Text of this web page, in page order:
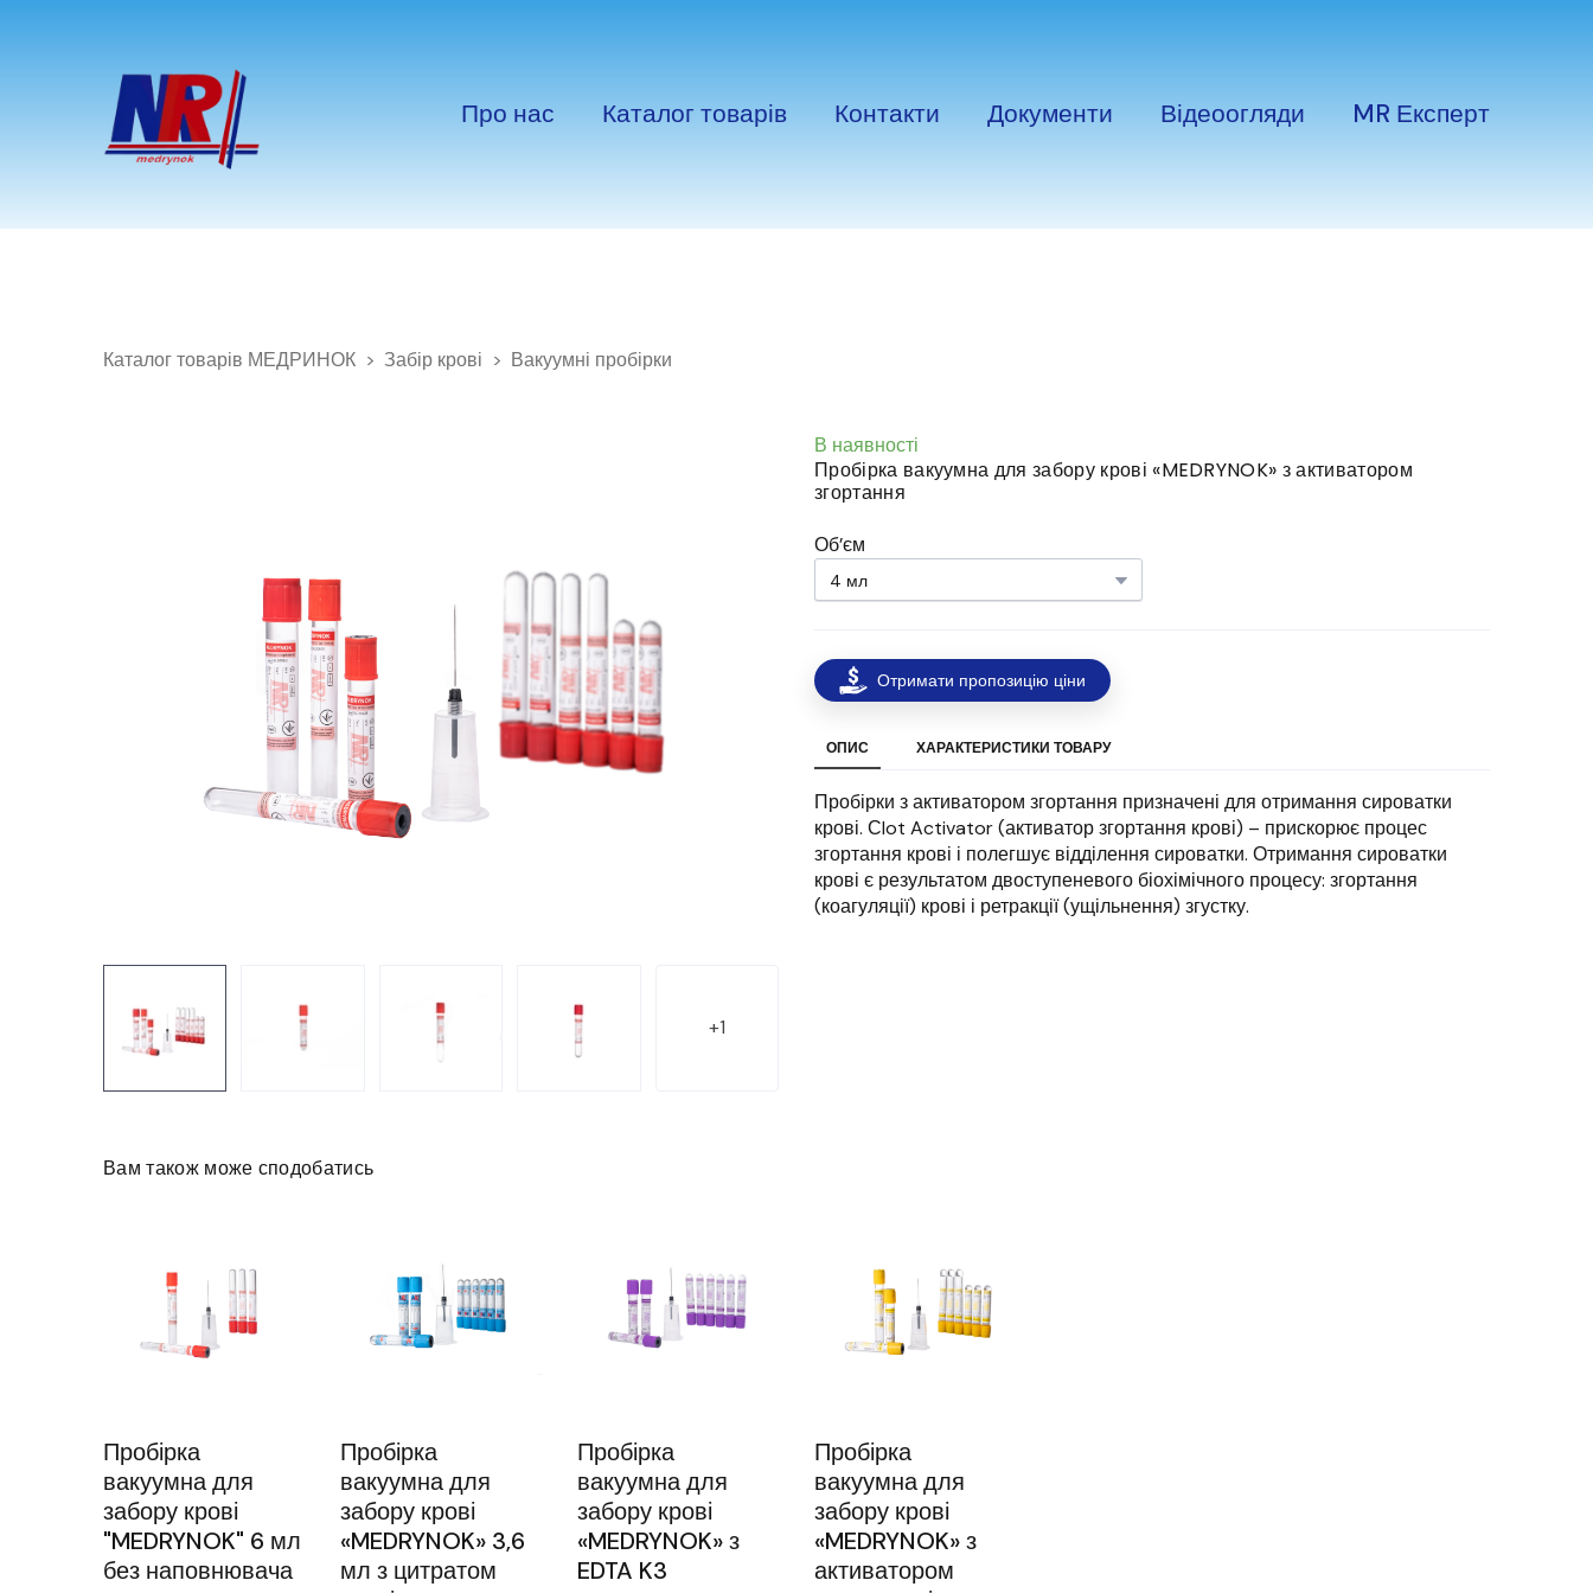
Про нас Каталог товарів Контакти Документи Відеоогляди MR Експерт
Каталог товарів МЕДРИНОК Забір крові Вакуумні пробірки
+1
В наявності
Пробірка вакуумна для забору крові «MEDRYNOK» з активатором
згортання
Об’єм
Отримати пропозицію ціни
ОПИС ХАРАКТЕРИСТИКИ ТОВАРУ
Пробірки з активатором згортання призначені для отримання сироватки
крові. Сlot Activator (активатор згортання крові) – прискорює процес
згортання крові і полегшує відділення сироватки. Отримання сироватки
крові є результатом двоступеневого біохімічного процесу: згортання
(коагуляції) крові і ретракції (ущільнення) згустку.
Вам також може сподобатись
Пробірка
вакуумна для
забору крові
"MEDRYNOK" 6 мл
без наповнювача
Пробірка
вакуумна для
забору крові
«MEDRYNOK» 3,6
мл з цитратом
Пробірка
вакуумна для
забору крові
«MEDRYNOK» з
EDTA K3
Пробірка
вакуумна для
забору крові
«MEDRYNOK» з
активатором